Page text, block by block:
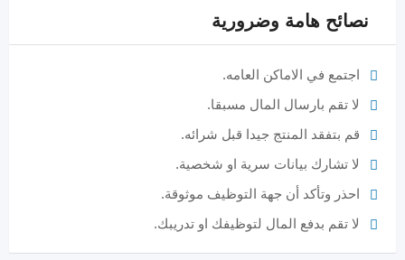
نصائح هامة وضرورية
اجتمع في الاماكن العامه.
لا تقم بارسال المال مسبقا.
قم بتفقد المنتج جيدا قبل شرائه.
لا تشارك بيانات سرية او شخصية.
احذر وتأكد أن جهة التوظيف موثوقة.
لا تقم بدفع المال لتوظيفك او تدريبك.